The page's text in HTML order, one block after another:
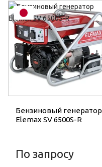
Бензиновый генератор
Elemax SV 6500S-R
По запросу